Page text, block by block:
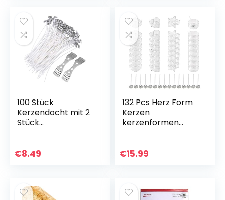
100 Stück
Kerzendocht mit 2
Stück
Gewachst, 15cm
€8.49
132 Pcs Herz Form
Kerzen
kerzenformen
mit 4 Formen 8 x
€15.99